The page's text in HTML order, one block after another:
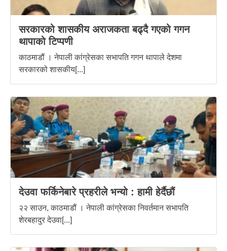
सरकारको शासकीय अराजकता बढ्दै गएको गगन
थापाको टिप्पणी
काठमाडौं । नेपाली कांग्रेसका सभापति गगन थापाले देशमा
सरकारको शासकीय[...]
देउवा फर्किनेबारे प्रहरीले भन्यो : हामी हेर्दैछौं
२२ साउन, काठमाडौं । नेपाली कांग्रेसका निवर्तमान सभापति
शेरबहादुर देउवा[...]